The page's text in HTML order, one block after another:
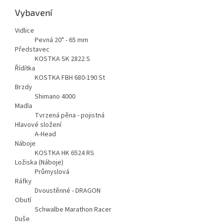
Vybavení
Vidlice
Pevná 20" - 65 mm
Představec
KOSTKA SK 2822 S
Řídítka
KOSTKA FBH 680-190 St
Brzdy
Shimano 4000
Madla
Tvrzená pěna - pojistná
Hlavové složení
A-Head
Náboje
KOSTKA HK 6524 RS
Ložiska (Náboje)
Průmyslová
Ráfky
Dvoustěnné - DRAGON
Obutí
Schwalbe Marathon Racer
Duše